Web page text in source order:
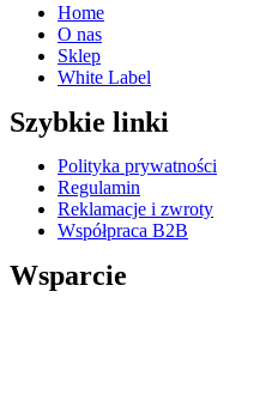
Home
O nas
Sklep
White Label
Szybkie linki
Polityka prywatności
Regulamin
Reklamacje i zwroty
Współpraca B2B
Wsparcie